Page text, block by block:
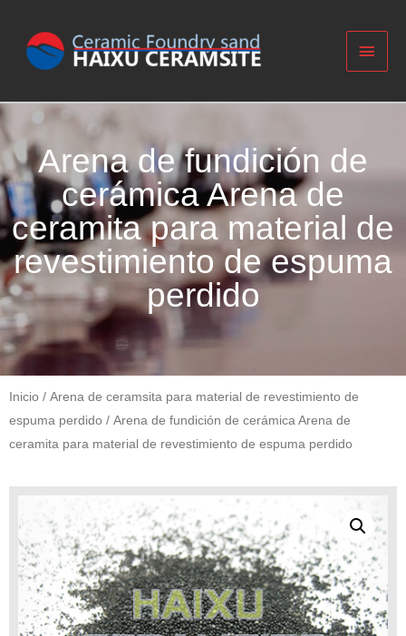
Arena de fundición de
cerámica Arena de
ceramita para material de
revestimiento de espuma
perdido
Inicio / Arena de ceramsita para material de revestimiento de
espuma perdido / Arena de fundición de cerámica Arena de
ceramita para material de revestimiento de espuma perdido